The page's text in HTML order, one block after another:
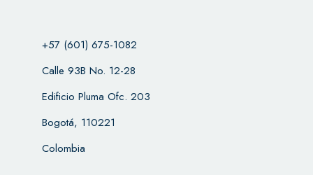
+57 (601) 675-1082
Calle 93B No. 12-28
Edificio Pluma Ofc. 203
Bogotá, 110221
Colombia